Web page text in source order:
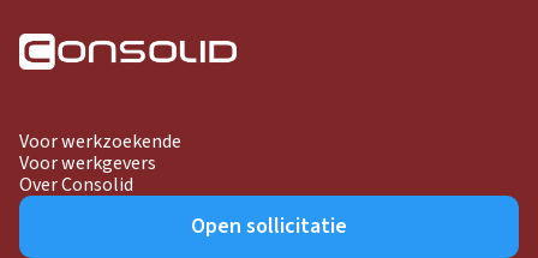
Voor werkzoekende
Voor werkgevers
Over Consolid
Open sollicitatie